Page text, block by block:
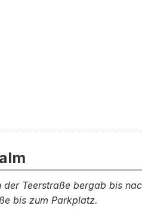
der Teerstraße bergab bis
bis zum Parkplatz.